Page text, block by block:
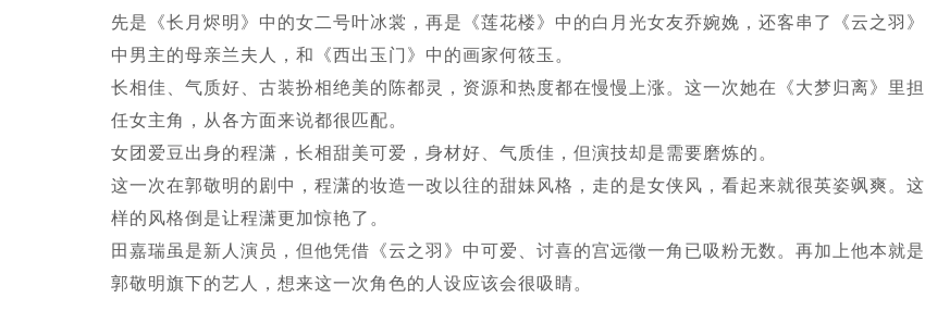
先是《长月烬明》中的女二号叶冰裳，再是《莲花楼》中的白月光女友乔婉娩，还客串了《云之羽》
中男主的母亲兰夫人，和《西出玉门》中的画家何筱玉。
长相佳、气质好、古装扮相绝美的陈都灵，资源和热度都在慢慢上涨。这一次她在《大梦归离》里担
任女主角，从各方面来说都很匹配。
女团爱豆出身的程潇，长相甜美可爱，身材好、气质佳，但演技却是需要磨炼的。
这一次在郭敬明的剧中，程潇的妆造一改以往的甜妹风格，走的是女侠风，看起来就很英姿飒爽。这
样的风格倒是让程潇更加惊艳了。
田嘉瑞虽是新人演员，但他凭借《云之羽》中可爱、讨喜的宫远徵一角已吸粉无数。再加上他本就是
郭敬明旗下的艺人，想来这一次角色的人设应该会很吸睛。